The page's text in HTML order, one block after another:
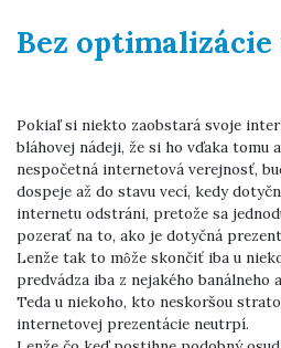
Bez
Pokiaľ si niekto zaobstará svoje
bláhovej nádeji, že si ho vďaka tomu
nespočetná internetová verejnosť,
dospeje až do stavu vecí, kedy
internetu odstráni, pretože sa
pozerať na to, ako je dotyčná
Lenže tak to môže skončiť iba u
predvádza iba z nejakého banálneho
Teda u niekoho, kto neskoršou
internetovej prezentácie neutrpí.